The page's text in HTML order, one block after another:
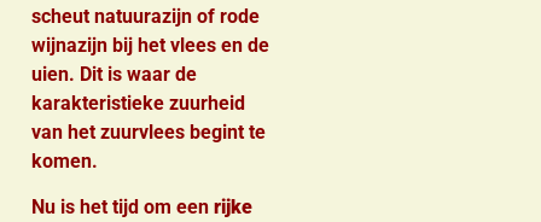
scheut natuurazijn of rode
wijnazijn bij het vlees en de
uien. Dit is waar de
karakteristieke zuurheid
van het zuurvlees begint te
komen.
Nu is het tijd om een rijke